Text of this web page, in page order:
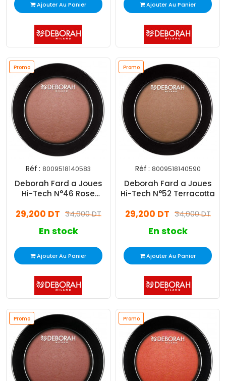
Ajouter Au Panier Ajouter Au Panier
Promo
Réf : 8009518140583
Deborah Fard a Joues
Hi-Tech N°46 Rose
34,000 DT
29,200 DT
En stock
Ajouter Au Panier
Promo
Réf : 8009518140590
Deborah Fard a Joues
Hi-Tech N°52 Terracotta
34,000 DT
29,200 DT
En stock
Ajouter Au Panier
Promo Promo